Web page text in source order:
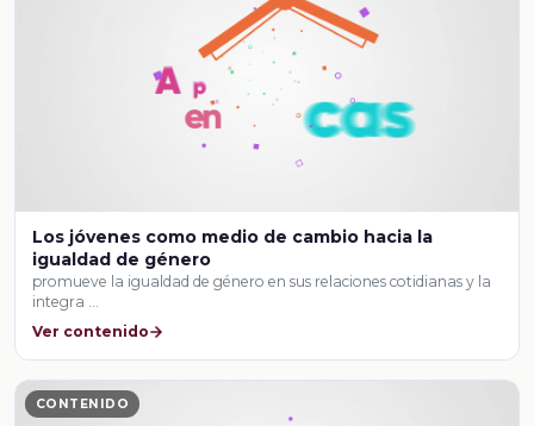
Los jóvenes como medio de cambio hacia la
igualdad de género
promueve la igualdad de género en sus relaciones cotidianas y la
integra …
Ver contenido
CONTENIDO